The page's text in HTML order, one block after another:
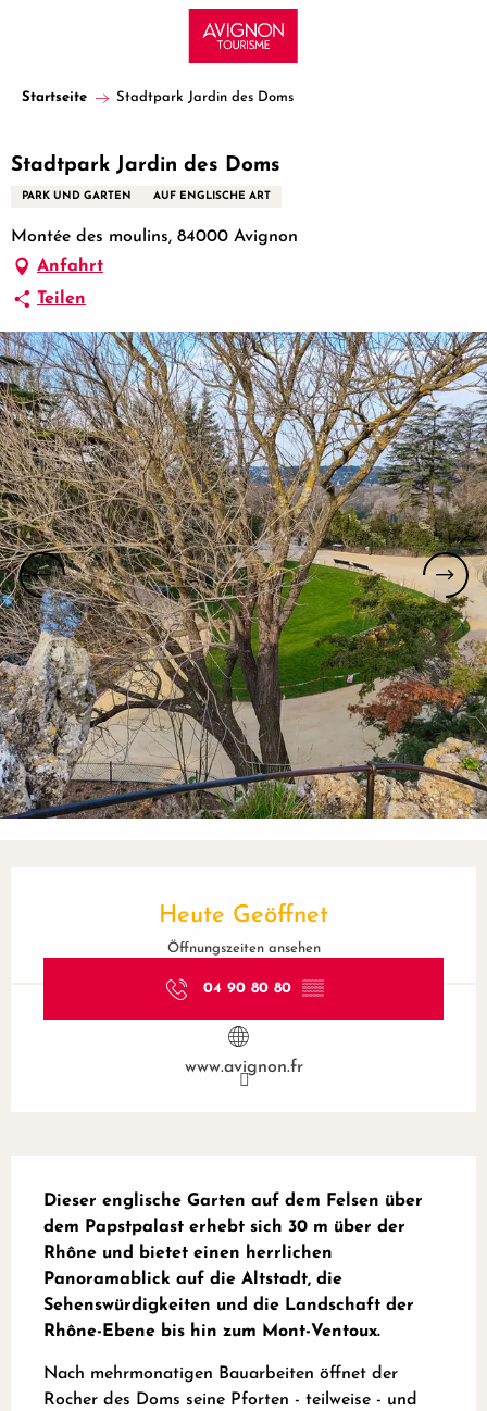
principal
Startseite Stadtpark Jardin des Doms
Stadtpark Jardin des Doms
PARK UND GARTEN AUF ENGLISCHE ART
Montée des moulins, 84000 Avignon
Anfahrt
Teilen
Heute Geöffnet
Öffnungszeiten ansehen
04 90 80 80 ▒▒
www.avignon.fr
Dieser englische Garten auf dem Felsen über
dem Papstpalast erhebt sich 30 m über der
Rhône und bietet einen herrlichen
Panoramablick auf die Altstadt, die
Sehenswürdigkeiten und die Landschaft der
Rhône-Ebene bis hin zum Mont-Ventoux.
Nach mehrmonatigen Bauarbeiten öffnet der
Rocher des Doms seine Pforten - teilweise - und